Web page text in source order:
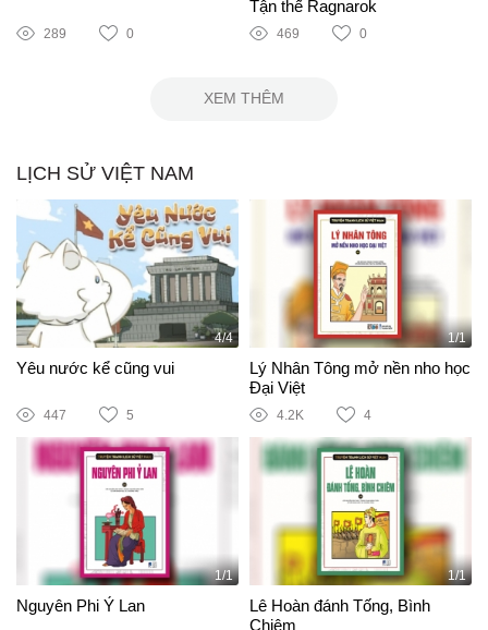
289 0
Tận thế Ragnarok
469 0
XEM THÊM
LỊCH SỬ VIỆT NAM
4/4
Yêu nước kể cũng vui
447 5
1/1
Lý Nhân Tông mở nền nho học
Đại Việt
4.2K 4
1/1
Nguyên Phi Ỷ Lan
1/1
Lê Hoàn đánh Tống, Bình
Chiêm